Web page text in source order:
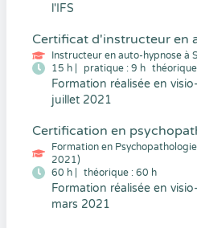
l'IFS
Certificat d'instructeur en
Instructeur en auto-hypnose à
15 h |
pratique : 9 h
Formation réalisée en
juillet 2021
Certification en
Formation en
2021)
60 h |
théorique : 60 h
Formation réalisée en
mars 2021